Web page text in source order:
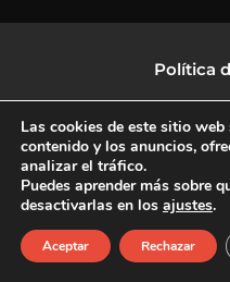
Política
Política de
F
a
c
X
-
Copyright ©
Las cookies de este sitio
contenido y los anuncios,
analizar el tráfico.
Puedes aprender más sobre
desactivarlas en los ajustes.
Aceptar Rechazar